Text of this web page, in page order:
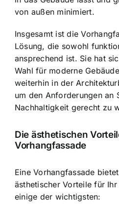
von außen minimiert.
Insgesamt ist die
Lösung, die sowohl
ansprechend ist. Sie hat
Wahl für moderne
weiterhin in der
um den Anforderungen an
Nachhaltigkeit gerecht zu
Die ästhetischen
Vorhangfassade
Eine Vorhangfassade
ästhetischer Vorteile für
einige der wichtigsten: